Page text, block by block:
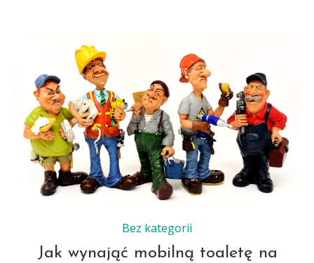
Bez kategorii
Jak wynająć mobilną toaletę na